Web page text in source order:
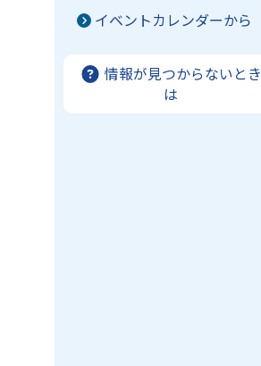
イベントカレンダーから
情報が見つからないとき
は